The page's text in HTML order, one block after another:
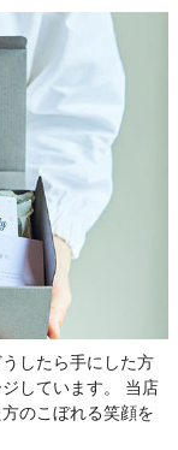
したら手にした方
しています。 当店
のこぼれる笑顔を